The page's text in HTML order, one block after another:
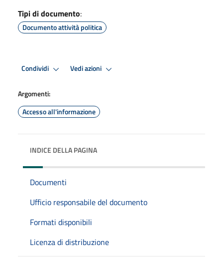
Tipi di documento:
Documento attività politica
Condividi Vedi azioni
Argomenti:
Accesso all'informazione
INDICE DELLA PAGINA
Documenti
Ufficio responsabile del documento
Formati disponibili
Licenza di distribuzione